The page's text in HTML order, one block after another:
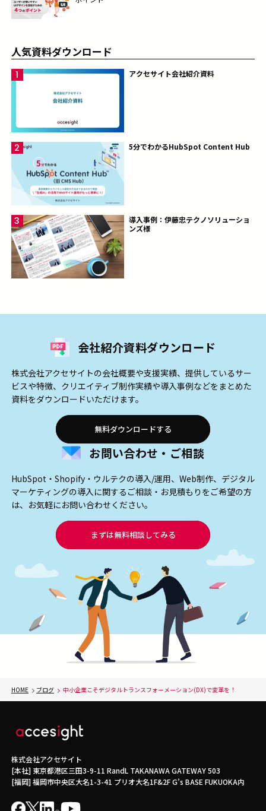
人気資料ダウンロード
アクセサイト会社紹介資料
5分でわかるHubSpot Content Hub
導入事例：伊藤忠テクノソリューショ
ンズ様
会社紹介資料ダウンロード
株式会社アクセサイトの会社概要や支援実績、提供しているサー
ビスや特徴、クリエイティブ制作実績や導入事例などをまとめた
資料をダウンロードいただけます。
無料ダウンロードする
お問い合わせ・ご相談
HubSpot・Shopify・ウルテクの導入/運用、Web制作、デジタル
マーケティングの導入に関するご相談・お見積もりをご希望の方
は、お気軽にお問い合わせください。
まずは無料相談してみる
HOME ブログ 中小企業こそデジタルトランスフォーメーション(DX)で変革を！
株式会社アクセサイト
[本社] 東京都港区三田3-9-11 RandL TAKANAWA GATEWAY 503
[福岡] 福岡市中央区大名1-3-41 プリオ大名1F&2F G’s BASE FUKUOKA内